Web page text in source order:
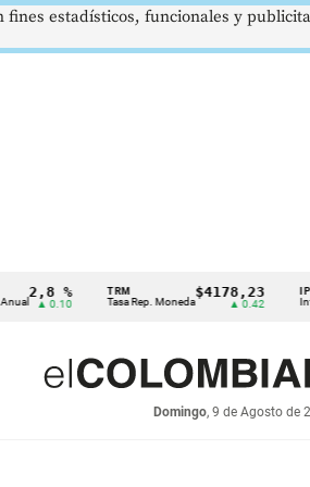
2,8 %
▲ 0.10 Tasa Rep. Moneda
$4178,23
▲ 0.42
Domingo, 9 de Agosto de
estadísticos, funcionales y